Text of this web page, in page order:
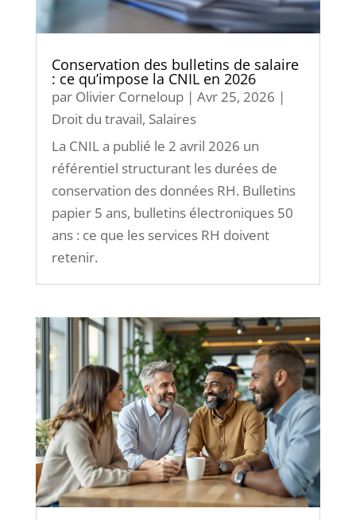
Conservation des bulletins de salaire
: ce qu’impose la CNIL en 2026
par Olivier Corneloup| Avr 25, 2026 |
Droit du travail, Salaires
La CNIL a publié le 2 avril 2026 un
référentiel structurant les durées de
conservation des données RH. Bulletins
papier 5 ans, bulletins électroniques 50
ans : ce que les services RH doivent
retenir.